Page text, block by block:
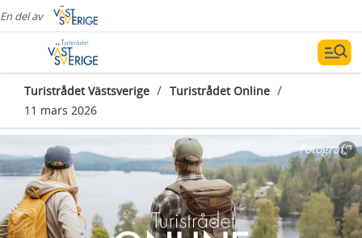
En del av
Turistrådet Västsverige / Turistrådet Online /
11 mars 2026
Fotograf: